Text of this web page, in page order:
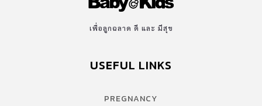
เพื่อลูกฉลาด ดี และ มีสุข
USEFUL LINKS
PREGNANCY